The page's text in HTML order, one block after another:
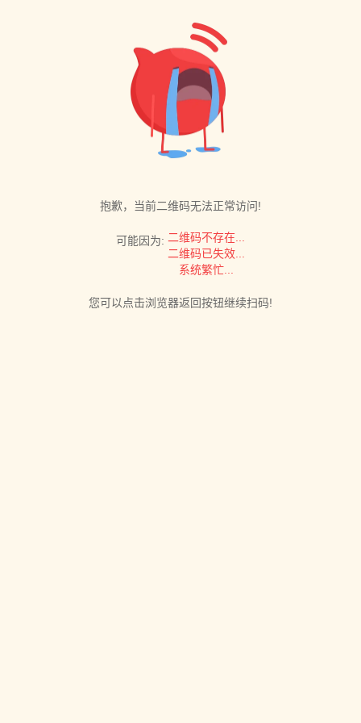
抱歉，当前二维码无法正常访问!
可能因为: 二维码不存在...
二维码已失效...
系统繁忙...
您可以点击浏览器返回按钮继续扫码!